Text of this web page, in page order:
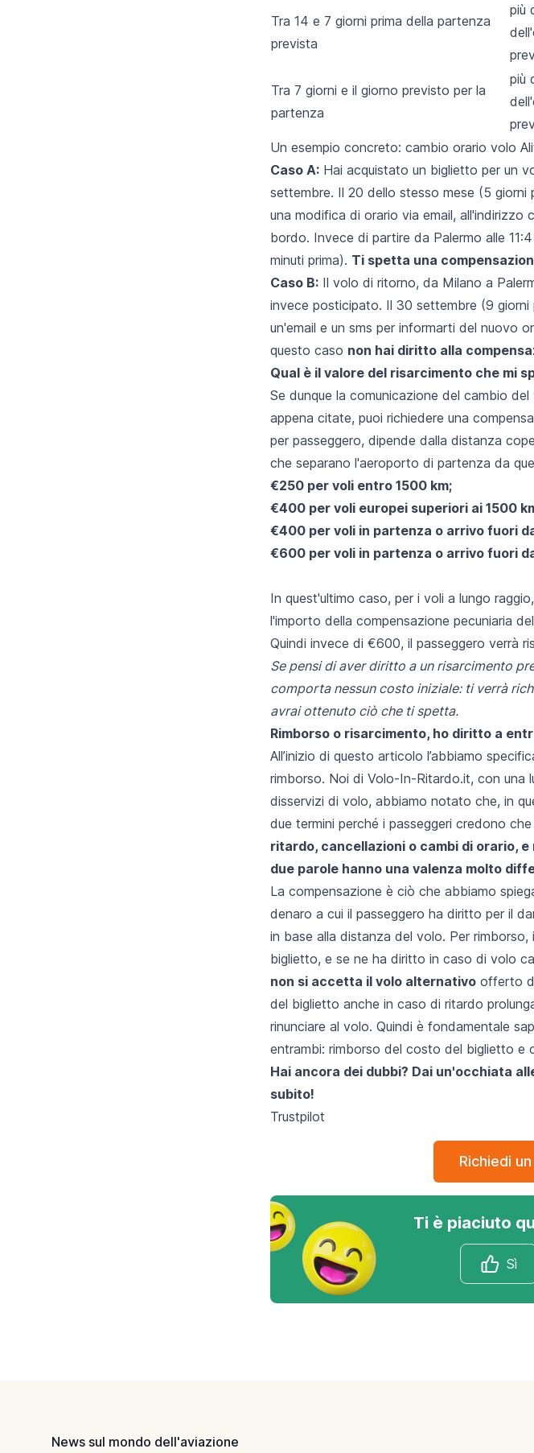
Tra 14 e 7 giorni prima della partenza
prevista
più
Tra 7 giorni e il giorno previsto per la
partenza
più
Un esempio concreto: cambio orario volo
Caso A: Hai acquistato un biglietto per un
settembre. Il 20 dello stesso mese (5 giorni
una modifica di orario via email,
bordo. Invece di partire da Palermo alle
minuti prima). Ti spetta una
Caso B: Il volo di ritorno, da Milano a
invece posticipato. Il 30 settembre (9
un'email e un sms per informarti del nuovo
questo caso non hai diritto alla
Qual è il valore del risarcimento che mi
Se dunque la comunicazione del cambio
appena citate, puoi richiedere una
per passeggero, dipende dalla distanza
che separano l'aeroporto di partenza da
€250 per voli entro 1500 km;
€400 per voli europei superiori ai 1500
€400 per voli in partenza o arrivo fuori
€600 per voli in partenza o arrivo fuori
In quest'ultimo caso, per i voli a lungo
l'importo della compensazione pecuniaria
Quindi invece di €600, il passeggero verrà
Se pensi di aver diritto a un risarcimento
comporta nessun costo iniziale: ti verrà
avrai ottenuto ciò che ti spetta.
Rimborso o risarcimento, ho diritto a
All’inizio di questo articolo l’abbiamo
rimborso. Noi di Volo-In-Ritardo.it, con una
disservizi di volo, abbiamo notato che, in
due termini perché i passeggeri credono
ritardo, cancellazioni o cambi di orario,
due parole hanno una valenza molto
La compensazione è ciò che abbiamo
denaro a cui il passeggero ha diritto per il
in base alla distanza del volo. Per
biglietto, e se ne ha diritto in caso di volo
non si accetta il volo alternativo offerto
del biglietto anche in caso di ritardo
rinunciare al volo. Quindi è fondamentale
entrambi: rimborso del costo del biglietto e
Hai ancora dei dubbi? Dai un'occhiata
subito!
Trustpilot
Richiedi
Ti è piaciuto
Sì
News sul mondo dell'aviazione